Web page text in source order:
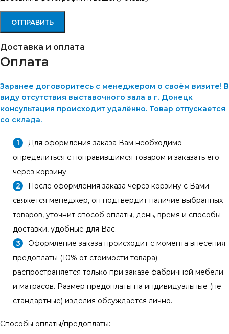
Доставка и оплата
Оплата
Заранее договоритесь с менеджером о своём визите! В
виду отсутствия выставочного зала в г. Донецк
консультация происходит удалённо. Товар отпускается
со склада.
Для оформления заказа Вам необходимо
определиться с понравившимся товаром и заказать его
через корзину.
После оформления заказа через корзину с Вами
свяжется менеджер, он подтвердит наличие выбранных
товаров, уточнит способ оплаты, день, время и способы
доставки, удобные для Вас.
Оформление заказа происходит с момента внесения
предоплаты (10% от стоимости товара) —
распространяется только при заказе фабричной мебели
и матрасов. Размер предоплаты на индивидуальные (не
стандартные) изделия обсуждается лично.
Способы оплаты/предоплаты: